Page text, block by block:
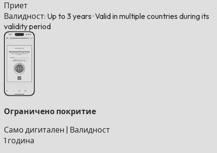
Приет
Валидност: Up to 3 years ·Valid in multiple countries during its
validity period
Ограничено покритие
Само дигитален
Валидност
1 година